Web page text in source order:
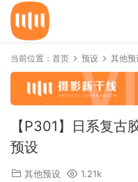
当前位置： 首页 预设 其他预
【P301】日系复
预设
其他预设 1.21k